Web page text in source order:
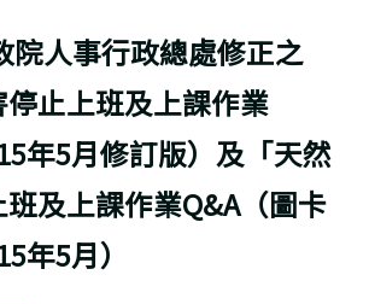
院人事行政總處修正之
停止上班及上課作業
年5月修訂版）及「天然
及上課作業Q&A（圖卡
年5月）